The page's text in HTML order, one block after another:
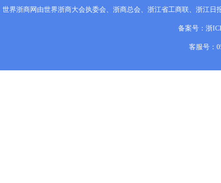
世界浙商网由世界浙商大会执委会、浙商总会、浙江省工商联、浙江
备案号： 浙
客服号：